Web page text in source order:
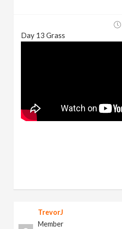
Day 13 Grass
TrevorJ
Member